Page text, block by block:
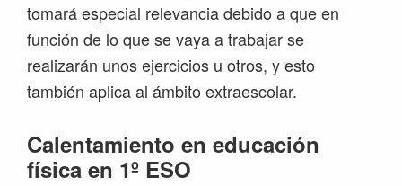
tomará especial relevancia debido a que en
función de lo que se vaya a trabajar se
realizarán unos ejercicios u otros, y esto
también aplica al ámbito extraescolar.
Calentamiento en educación
física en 1º ESO